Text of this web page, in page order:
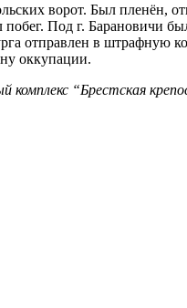
ворот. Был пленён,
побег. Под г.
отправлен в штрафную
оккупации.
“Брестская